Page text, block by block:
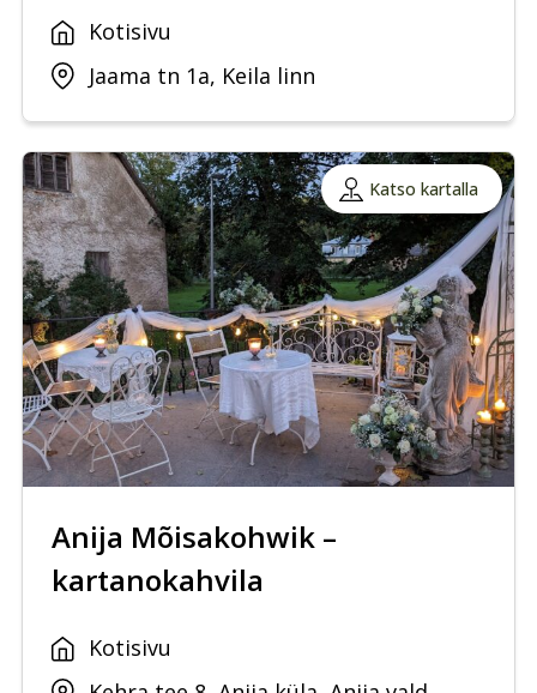
Kotisivu
Jaama tn 1a, Keila linn
Katso kartalla
Anija Mõisakohwik –
kartanokahvila
Kotisivu